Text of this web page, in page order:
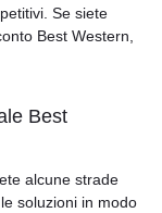
Se siete
Best Western,
Best
alcune strade
soluzioni in modo